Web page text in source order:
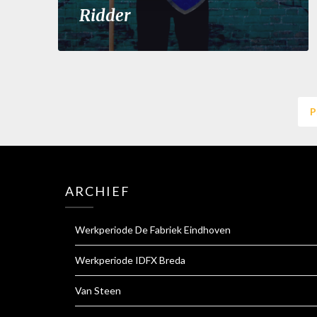
Ridder
ARCHIEF
Werkperiode De Fabriek Eindhoven
Werkperiode IDFX Breda
Van Steen